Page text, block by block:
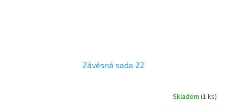
Závěsná sada 22
Skladem (1 ks)